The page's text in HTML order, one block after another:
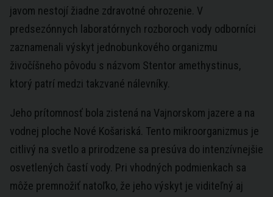
javom nestojí žiadne zdravotné ohrozenie. V
predsezónnych laboratórnych rozboroch vody odborníci
zaznamenali výskyt jednobunkového organizmu
živočíšneho pôvodu s názvom Stentor amethystinus,
ktorý patrí medzi takzvané nálevníky.
Jeho prítomnosť bola zistená na Vajnorskom jazere a na
vodnej ploche Nové Košariská. Tento mikroorganizmus je
citlivý na svetlo a prirodzene sa presúva do intenzívnejšie
osvetlených častí vody. Pri vhodných podmienkach sa
môže premnožiť natoľko, že jeho výskyt je viditeľný aj